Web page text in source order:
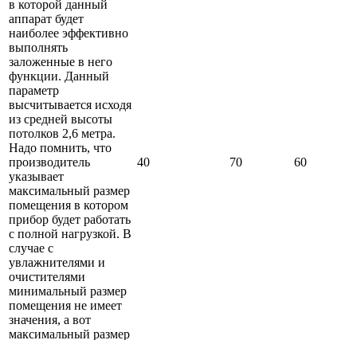
в которой данный
аппарат будет
наиболее эффективно
выполнять
заложенные в него
функции. Данный
параметр
высчитывается исходя
из средней высоты
потолков 2,6 метра.
Надо помнить, что
производитель
указывает
максимальный размер
помещения в котором
прибор будет работать
с полной нагрузкой. В
случае с
увлажнителями и
очистителями
минимальный размер
помещения не имеет
значения, а вот
максимальный размер
40 70 60